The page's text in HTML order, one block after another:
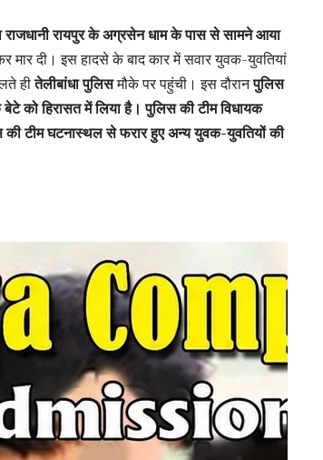
राजधानी रायपुर के अग्रसेन धाम के पास से सामने आया
मार दी। इस हादसे के बाद कार में सवार युवक-युवतियां
हीतेलीबांधा पुलिसमौके पर पहुंची। इस दौरानपुलिस
को हिरासत में लिया है। पुलिस की टीम विधायक
टीम घटनास्थल से फरार हुए अन्य युवक-युवतियों की